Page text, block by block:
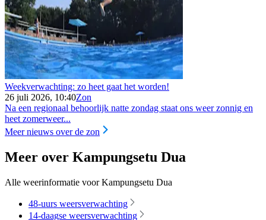
Weekverwachting: zo heet gaat het worden!
26 juli 2026, 10:40Zon
Na een regionaal behoorlijk natte zondag staat ons weer zonnig en
heet zomerweer...
Meer nieuws over de zon
Meer over Kampungsetu Dua
Alle weerinformatie voor Kampungsetu Dua
48-uurs weersverwachting
14-daagse weersverwachting